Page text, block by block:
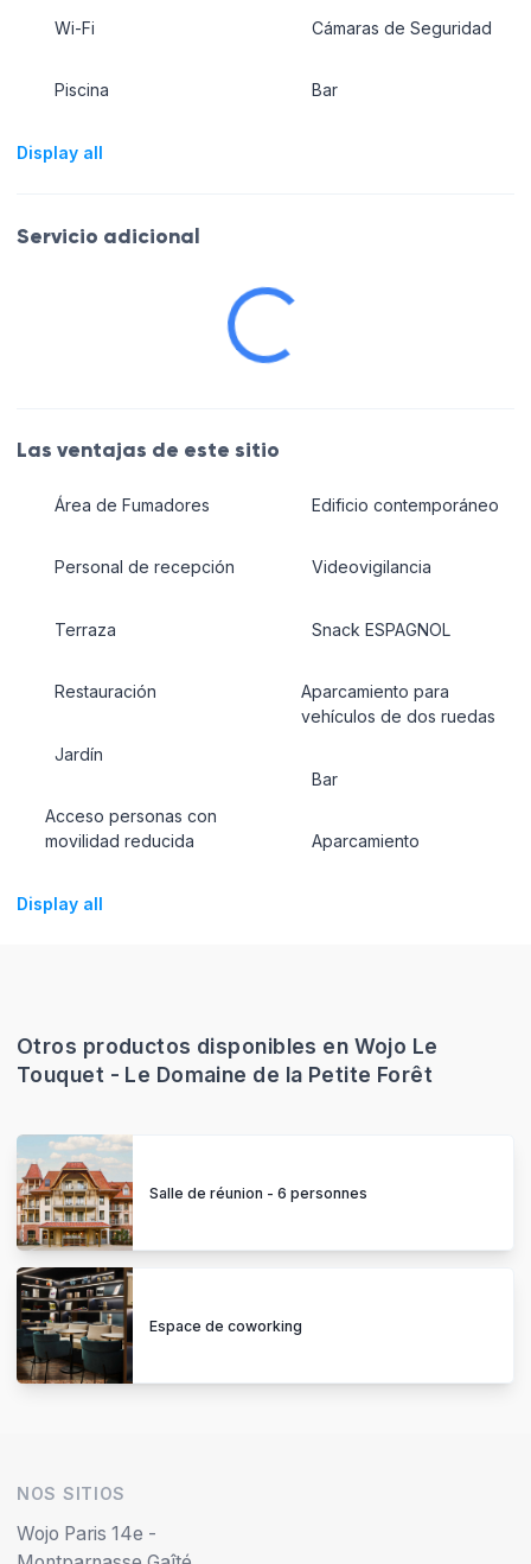
Wi-Fi
Piscina
Cámaras de Seguridad
Bar
Display all
Servicio adicional
Las ventajas de este sitio
Área de Fumadores
Personal de recepción
Terraza
Restauración
Jardín
Acceso personas con
movilidad reducida
Edificio contemporáneo
Videovigilancia
Snack ESPAGNOL
Aparcamiento para
vehículos de dos ruedas
Bar
Aparcamiento
Display all
Otros productos disponibles en Wojo Le
Touquet - Le Domaine de la Petite Forêt
Salle de réunion - 6 personnes
Espace de coworking
NOS SITIOS
Wojo Paris 14e -